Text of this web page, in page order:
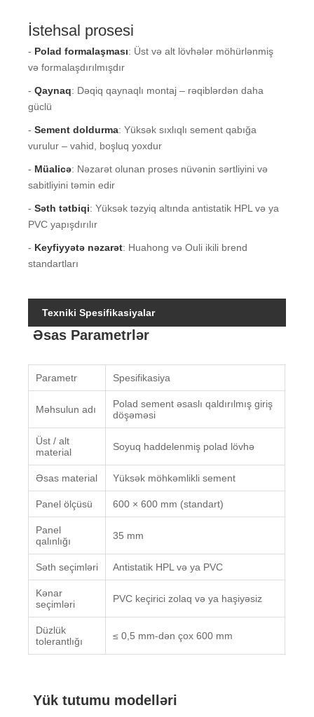
İstehsal prosesi
- Polad formalaşması: Üst və alt lövhələr möhürlənmiş
və formalaşdırılmışdır
-Qaynaq: Dəqiq qaynaqlı montaj – rəqiblərdən daha
güclü
-Sement doldurma: Yüksək sıxlıqlı sement qabığa
vurulur – vahid, boşluq yoxdur
- Müalicə: Nəzarət olunan proses nüvənin sərtliyini və
sabitliyini təmin edir
-Səth tətbiqi: Yüksək təzyiq altında antistatik HPL və ya
PVC yapışdırılır
- Keyfiyyətə nəzarət: Huahong və Ouli ikili brend
standartları
Texniki Spesifikasiyalar
Əsas Parametrlər
Parametr Spesifikasiya
Məhsulun adı
Polad sement əsaslı qaldırılmış giriş
döşəməsi
Üst / alt
material
Soyuq haddelenmiş polad lövhə
Əsas material Yüksək möhkəmlikli sement
Panel ölçüsü 600 × 600 mm (standart)
Panel
qalınlığı
35 mm
Səth seçimləri Antistatik HPL və ya PVC
Kənar
seçimləri
PVC keçirici zolaq və ya haşiyəsiz
Düzlük
tolerantlığı
≤ 0,5 mm-dən çox 600 mm
Yük tutumu modelləri